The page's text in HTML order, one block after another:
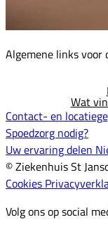
Algemene links voor
Wat
Contact- en
Spoedzorg nodig?
Uw ervaring delen
© Ziekenhuis St
Cookies
Volg ons op social